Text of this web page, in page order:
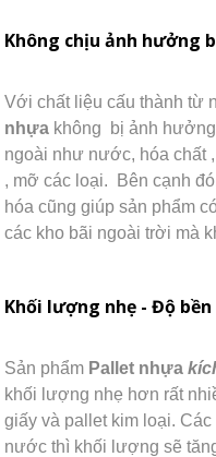
Không chịu ảnh hưởng
Với chất liệu cấu thành từ
nhựa không bị ảnh
ngoài như nước, hóa chất
, mỡ các loại. Bên cạnh
hóa cũng giúp sản phẩm
các kho bãi ngoài trời mà
Khối lượng nhẹ - Độ bền
Sản phẩm Pallet nhựa
khối lượng nhẹ hơn rất
giấy và pallet kim loại.
nước thì khối lượng sẽ